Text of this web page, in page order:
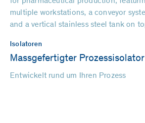
Isolatoren
Massgefertigter Prozessisolator
Entwickelt rund um Ihren Prozess